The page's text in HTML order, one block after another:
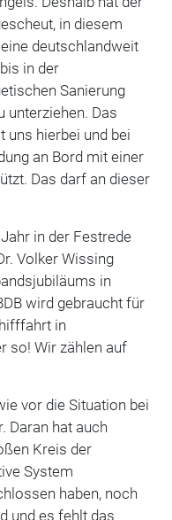
in diesem
eine deutschlandweit
in der
Sanierung
unterziehen. Das
uns hierbei und bei
an Bord mit einer
Das darf an dieser
in der Festrede
Volker Wissing
in
wird gebraucht für
in
so! Wir zählen auf
vor die Situation bei
Daran hat auch
Kreis der
System
haben, noch
und es fehlt das